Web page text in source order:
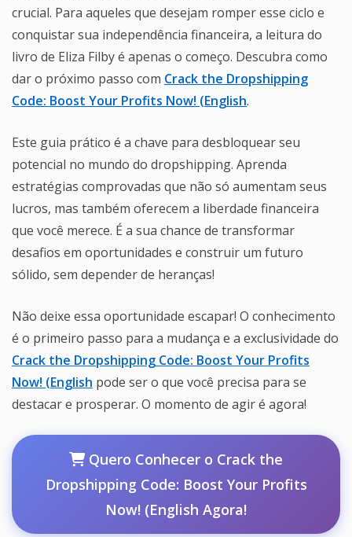
crucial. Para aqueles que desejam romper esse ciclo e
conquistar sua independência financeira, a leitura do
livro de Eliza Filby é apenas o começo. Descubra como
dar o próximo passo com Crack the Dropshipping
Code: Boost Your Profits Now! (English.
Este guia prático é a chave para desbloquear seu
potencial no mundo do dropshipping. Aprenda
estratégias comprovadas que não só aumentam seus
lucros, mas também oferecem a liberdade financeira
que você merece. É a sua chance de transformar
desafios em oportunidades e construir um futuro
sólido, sem depender de heranças!
Não deixe essa oportunidade escapar! O conhecimento
é o primeiro passo para a mudança e a exclusividade do
Crack the Dropshipping Code: Boost Your Profits
Now! (English pode ser o que você precisa para se
destacar e prosperar. O momento de agir é agora!
Quero Conhecer o Crack the
Dropshipping Code: Boost Your Profits
Now! (English Agora!